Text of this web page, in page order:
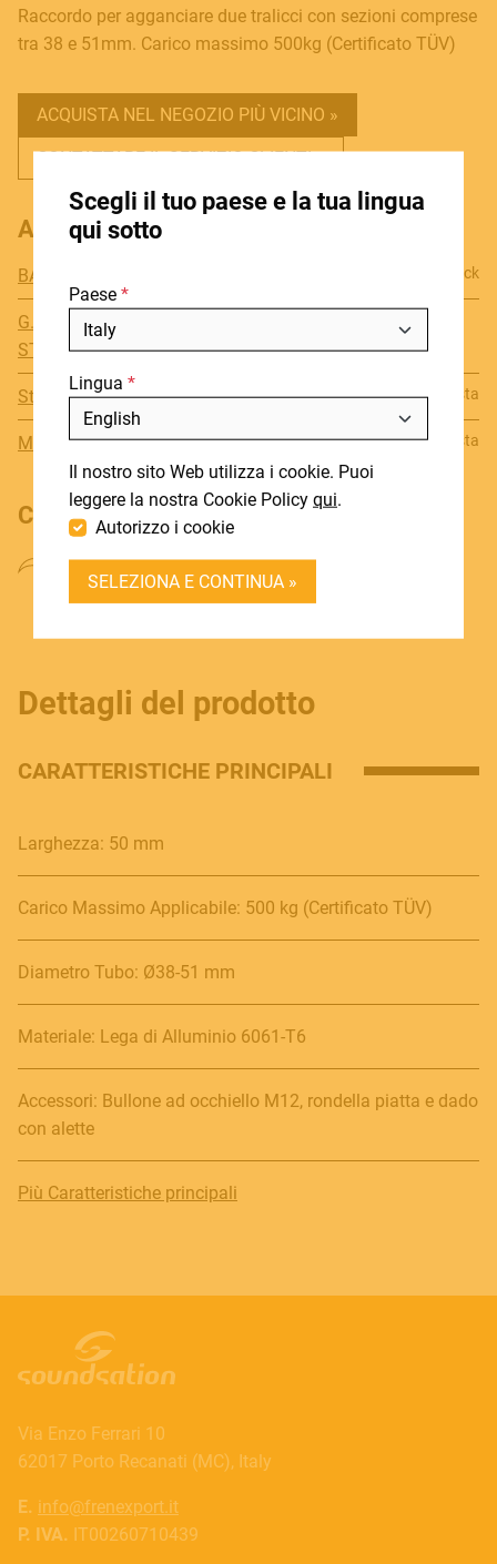
Scegli il tuo paese e la tua lingua
qui sotto
Paese
Lingua
Il nostro sito Web utilizza i cookie. Puoi
leggere la nostra Cookie Policy qui.
Autorizzo i cookie
SELEZIONA E CONTINUA »
STORE LOCATOR
BLOG
NOTIZIE
DOWNLOADS
SUPPORT
CONTATTI
BECOME A DEALER
SOUNDSATION SOUNDCARE
E. info@frenexport.it
Follow us
Language
English
Includi fuori produzione
Raccordo per agganciare due tralicci con sezioni comprese
tra 38 e 51mm. Carico massimo 500kg (Certificato TÜV)
ACQUISTA NEL NEGOZIO PIÙ VICINO »
CONTATTARE IL SERVIZIO CLIENTI »
ACQUISTA QUESTO PRODOTTO ONLINE
BANANA MUSIC In stock
G. ZECCHINI SRL PIANOFORTI
STRUMENTI MUSICALI
StrumentiMusicali.net SRL Disponibili su richiesta
MUSICALSTORE2005.COM SRL Disponibili su richiesta
CONDIVIDI IL PRODOTTO
Dettagli del prodotto
CARATTERISTICHE PRINCIPALI
Larghezza: 50 mm
Carico Massimo Applicabile: 500 kg (Certificato TÜV)
Diametro Tubo: Ø38-51 mm
Materiale: Lega di Alluminio 6061-T6
Accessori: Bullone ad occhiello M12, rondella piatta e dado
con alette
Più Caratteristiche principali
Via Enzo Ferrari 10
62017 Porto Recanati (MC), Italy
E. info@frenexport.it
P. IVA. IT00260710439